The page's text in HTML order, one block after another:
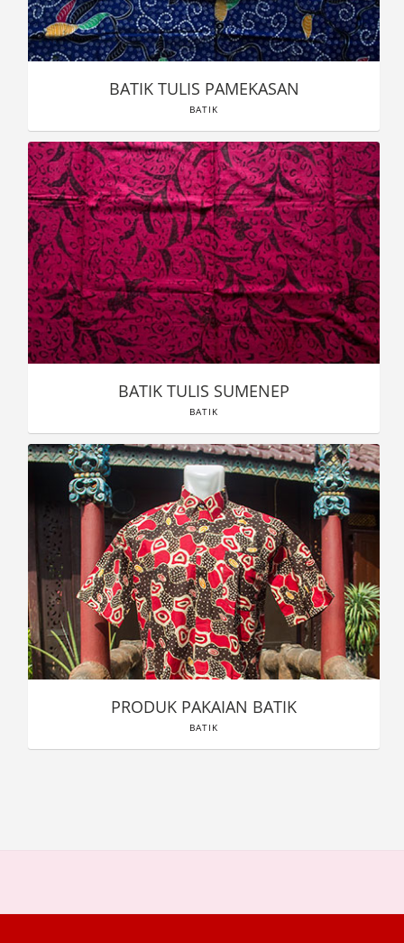
BATIK TULIS PAMEKASAN
BATIK
BATIK TULIS SUMENEP
BATIK
PRODUK PAKAIAN BATIK
BATIK